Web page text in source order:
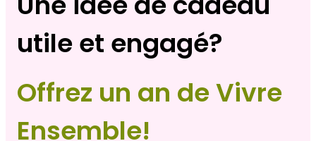
utile et engagé?
Offrez un an de Vivre
Ensemble!